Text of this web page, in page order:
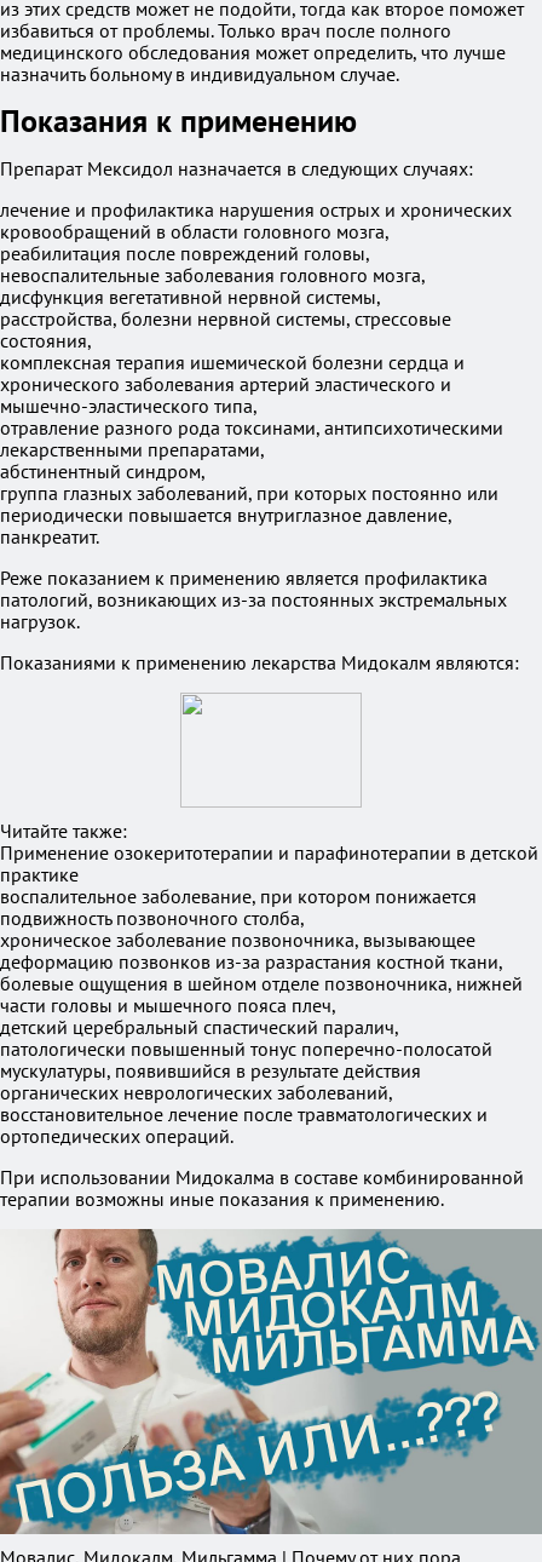
из этих средств может не подойти, тогда как второе поможет
избавиться от проблемы. Только врач после полного
медицинского обследования может определить, что лучше
назначить больному в индивидуальном случае.
Показания к применению
Препарат Мексидол назначается в следующих случаях:
лечение и профилактика нарушения острых и хронических
кровообращений в области головного мозга,
реабилитация после повреждений головы,
невоспалительные заболевания головного мозга,
дисфункция вегетативной нервной системы,
расстройства, болезни нервной системы, стрессовые
состояния,
комплексная терапия ишемической болезни сердца и
хронического заболевания артерий эластического и
мышечно-эластического типа,
отравление разного рода токсинами, антипсихотическими
лекарственными препаратами,
абстинентный синдром,
группа глазных заболеваний, при которых постоянно или
периодически повышается внутриглазное давление,
панкреатит.
Реже показанием к применению является профилактика
патологий, возникающих из-за постоянных экстремальных
нагрузок.
Показаниями к применению лекарства Мидокалм являются:
Читайте также:
Применение озокеритотерапии и парафинотерапии в детской
практике
воспалительное заболевание, при котором понижается
подвижность позвоночного столба,
хроническое заболевание позвоночника, вызывающее
деформацию позвонков из-за разрастания костной ткани,
болевые ощущения в шейном отделе позвоночника, нижней
части головы и мышечного пояса плеч,
детский церебральный спастический паралич,
патологически повышенный тонус поперечно-полосатой
мускулатуры, появившийся в результате действия
органических неврологических заболеваний,
восстановительное лечение после травматологических и
ортопедических операций.
При использовании Мидокалма в составе комбинированной
терапии возможны иные показания к применению.
Мовалис, Мидокалм, Мильгамма | Почему от них пора